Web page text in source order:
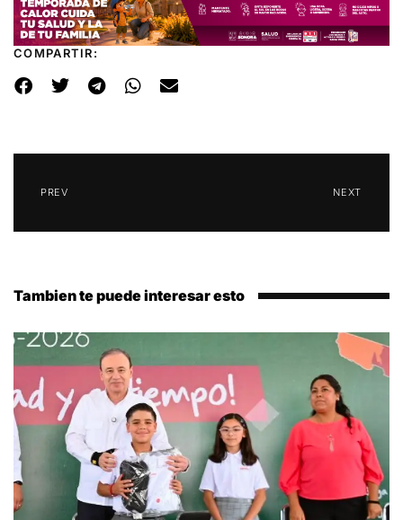
COMPARTIR:
PREV NEXT
Tambien te puede interesar esto